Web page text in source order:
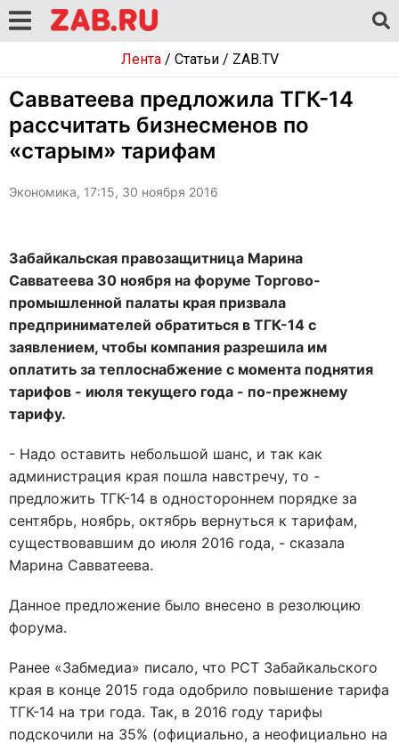
Лента/ Статьи/ ZAB.TV
Савватеева предложила ТГК-14
рассчитать бизнесменов по
«старым» тарифам
Экономика, 17:15, 30 ноября 2016
Забайкальская правозащитница Марина
Савватеева 30 ноября на форуме Торгово-
промышленной палаты края призвала
предпринимателей обратиться в ТГК-14 с
заявлением, чтобы компания разрешила им
оплатить за теплоснабжение с момента поднятия
тарифов - июля текущего года - по-прежнему
тарифу.
- Надо оставить небольшой шанс, и так как
администрация края пошла навстречу, то -
предложить ТГК-14 в одностороннем порядке за
сентябрь, ноябрь, октябрь вернуться к тарифам,
существовавшим до июля 2016 года, - сказала
Марина Савватеева.
Данное предложение было внесено в резолюцию
форума.
Ранее «Забмедиа» писало, что РСТ Забайкальского
края в конце 2015 года одобрило повышение тарифа
ТГК-14 на три года. Так, в 2016 году тарифы
подскочили на 35% (официально, а неофициально на